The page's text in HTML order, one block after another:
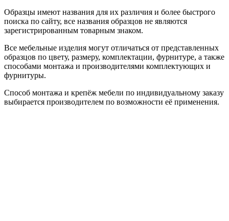
Образцы имеют названия для их различия и более быстрого
поиска по сайту, все названия образцов не являются
зарегистрированным товарным знаком.
Все мебельные изделия могут отличаться от представленных
образцов по цвету, размеру, комплектации, фурнитуре, а также
способами монтажа и производителями комплектующих и
фурнитуры.
Способ монтажа и крепёж мебели по индивидуальному заказу
выбирается производителем по возможности её применения.